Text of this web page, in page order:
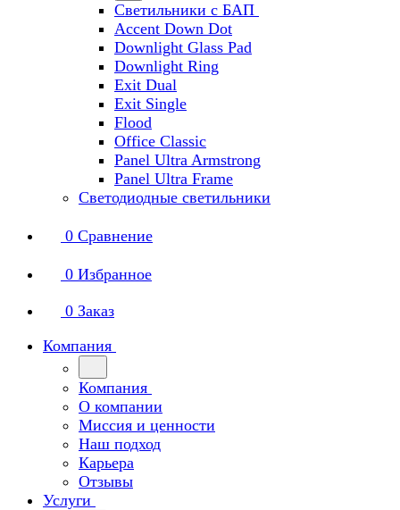
Светильники с БАП
Accent Down Dot
Downlight Glass Pad
Downlight Ring
Exit Dual
Exit Single
Flood
Office Classic
Panel Ultra Armstrong
Panel Ultra Frame
Светодиодные светильники
0 Сравнение
0 Избранное
0 Заказ
Компания
Компания
О компании
Миссия и ценности
Наш подход
Карьера
Отзывы
Услуги